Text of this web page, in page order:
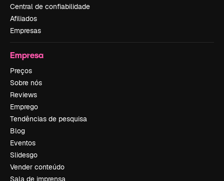
Central de confiabilidade
Afiliados
Empresas
Empresa
Preços
Sobre nós
Reviews
Emprego
Tendências de pesquisa
Blog
Eventos
Slidesgo
Vender conteúdo
Sala de imprensa